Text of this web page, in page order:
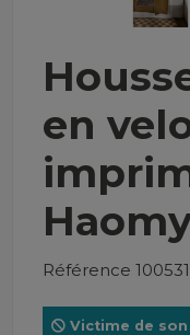
en
Référence
Victime de son